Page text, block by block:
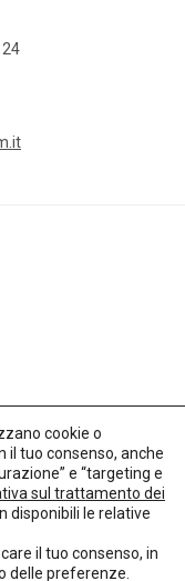
cookie o
il tuo consenso, anche
e “targeting e
sul trattamento dei
disponibili le relative
il tuo consenso, in
delle preferenze.